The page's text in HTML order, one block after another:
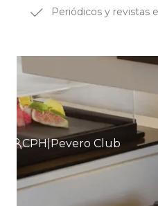
Periódicos y revistas
CPH|Pevero Club